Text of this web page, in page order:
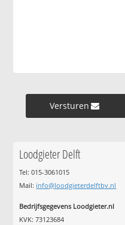
Versturen »
Loodgieter Delft
Tel: 015-3061015
Mail: info@loodgieterdelftbv.nl
Bedrijfsgegevens Loodgieter.nl
KVK: 73123684